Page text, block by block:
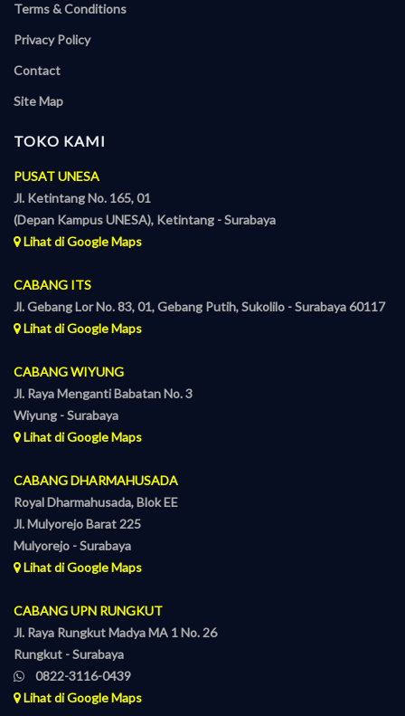
Terms & Conditions
Privacy Policy
Contact
Site Map
TOKO KAMI
PUSAT UNESA
Jl. Ketintang No. 165, 01
(Depan Kampus UNESA), Ketintang - Surabaya
Lihat di Google Maps
CABANG ITS
Jl. Gebang Lor No. 83, 01, Gebang Putih, Sukolilo - Surabaya 60117
Lihat di Google Maps
CABANG WIYUNG
Jl. Raya Menganti Babatan No. 3
Wiyung - Surabaya
Lihat di Google Maps
CABANG DHARMAHUSADA
Royal Dharmahusada, Blok EE
Jl. Mulyorejo Barat 225
Mulyorejo - Surabaya
Lihat di Google Maps
CABANG UPN RUNGKUT
Jl. Raya Rungkut Madya MA 1 No. 26
Rungkut - Surabaya
0822-3116-0439
Lihat di Google Maps